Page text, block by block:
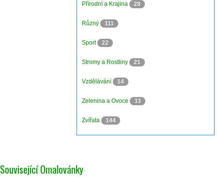
Přírodní a Krajina 28
Různý 111
Sport 22
Stromy a Rostliny 21
Vzdělávání 14
Zelenina a Ovoce 33
Zvířata 144
Související Omalovánky